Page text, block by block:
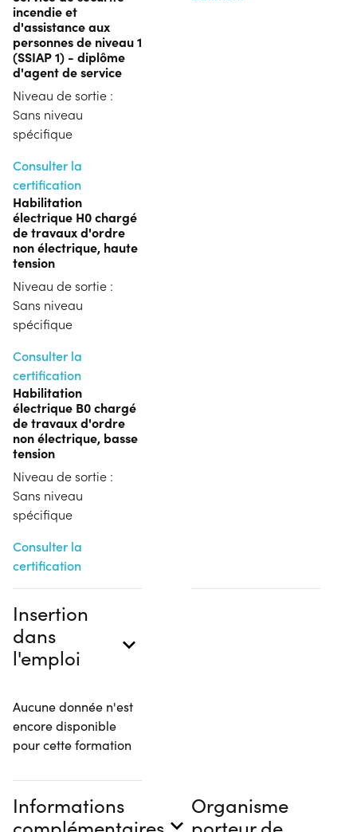
incendie et
d'assistance aux
personnes de niveau 1
(SSIAP 1) - diplôme
d'agent de service
Niveau de sortie :
Sans niveau
spécifique
Consulter la
certification
Habilitation
électrique H0 chargé
de travaux d'ordre
non électrique, haute
tension
Niveau de sortie :
Sans niveau
spécifique
Consulter la
certification
Habilitation
électrique B0 chargé
de travaux d'ordre
non électrique, basse
tension
Niveau de sortie :
Sans niveau
spécifique
Consulter la
certification
Insertion
dans
l'emploi
Aucune donnée n'est
encore disponible
pour cette formation
Informations
Organisme